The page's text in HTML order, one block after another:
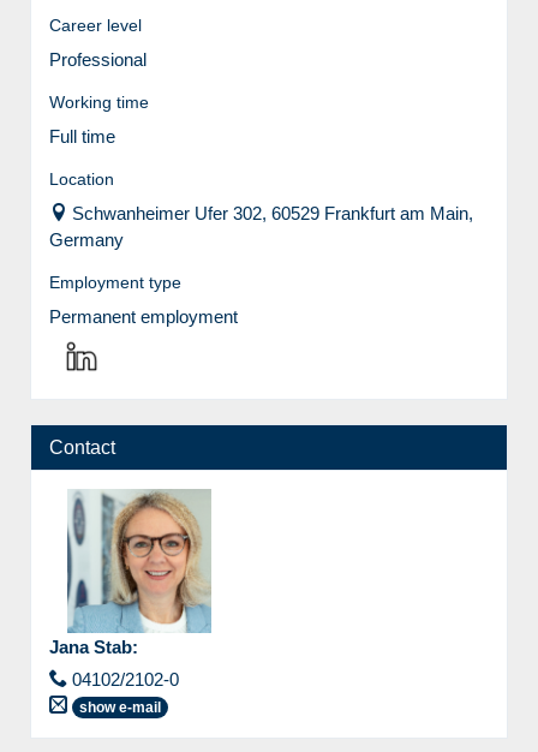
Career level
Professional
Working time
Full time
Location
Schwanheimer Ufer 302, 60529 Frankfurt am Main,
Germany
Employment type
Permanent employment
Contact
Jana Stab:
04102/2102-0
show e-mail